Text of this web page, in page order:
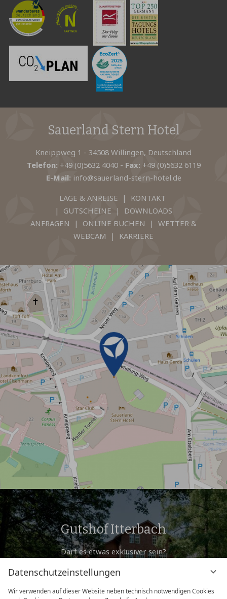
Datenschutzeinstellungen
Wir verwenden auf dieser Website neben technisch notwendigen Cookies
Sauerland Stern Hotel
Kneippweg 1 - 34508 Willingen, Deutschland
Telefon: +49 (0)5632 4040- Fax: +49 (0)5632 6119
E-Mail: info@sauerland-stern-hotel.de
LAGE & ANREISE | KONTAKT
| GUTSCHEINE | DOWNLOADS
ANFRAGEN | ONLINE BUCHEN | WETTER &
WEBCAM | KARRIERE
Gutshof Itterbach
Darf es etwas exklusiver sein?
besonders
privatem Ambiente empfehlen wir den Gutshof